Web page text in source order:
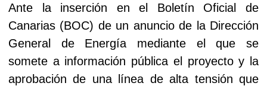
Ante la inserción en el Boletín Oficial de
Canarias (BOC) de un anuncio de la Dirección
General de Energía mediante el que se
somete a información pública el proyecto y la
aprobación de una línea de alta tensión que